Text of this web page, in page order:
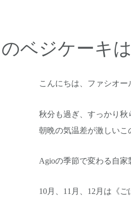
ベジケーキ
こんにちは、ファシオー
秋分も過ぎ、すっかり秋
朝晩の気温差が激しいこ
Agioの季節で変わる自
10月、11月、12月は《